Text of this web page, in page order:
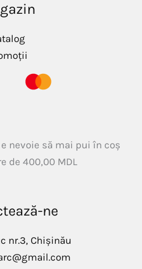
nevoie să mai pui în coș
de 400,00 MDL
ne
nr.3, Chișinău